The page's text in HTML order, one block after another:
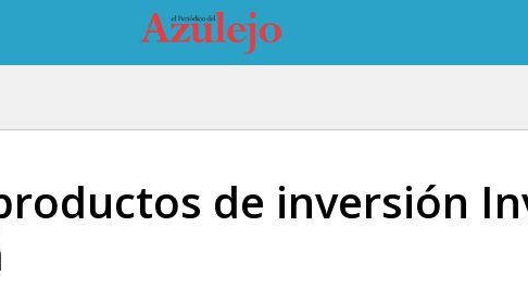
de inversión